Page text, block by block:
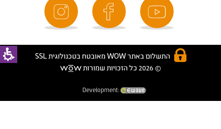
התשלום באתר WOW מאובטח בטכנולוגית SSL
© 2026 כל הזכויות שמורות
Development: